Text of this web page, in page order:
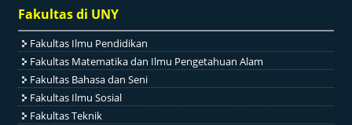
Fakultas di UNY
Fakultas Ilmu Pendidikan
Fakultas Matematika dan Ilmu Pengetahuan Alam
Fakultas Bahasa dan Seni
Fakultas Ilmu Sosial
Fakultas Teknik